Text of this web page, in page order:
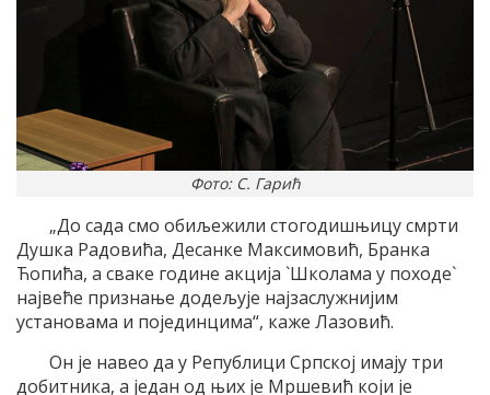
Фото: С. Гарић
„До сада смо обиљежили стогодишњицу смрти
Душка Радовића, Десанке Максимовић, Бранка
Ћопића, а сваке године акција `Школама у походе`
највеће признање додељује најзаслужнијим
установама и појединцима“, каже Лазовић.
Он је навео да у Републици Српској имају три
добитника, а један од њих је Мршевић који је